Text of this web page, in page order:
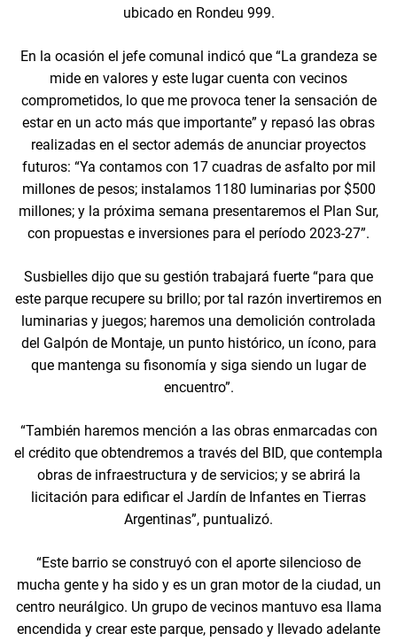
ubicado en Rondeu 999.
En la ocasión el jefe comunal indicó que “La grandeza se
mide en valores y este lugar cuenta con vecinos
comprometidos, lo que me provoca tener la sensación de
estar en un acto más que importante” y repasó las obras
realizadas en el sector además de anunciar proyectos
futuros: “Ya contamos con 17 cuadras de asfalto por mil
millones de pesos; instalamos 1180 luminarias por $500
millones; y la próxima semana presentaremos el Plan Sur,
con propuestas e inversiones para el período 2023-27”.
Susbielles dijo que su gestión trabajará fuerte “para que
este parque recupere su brillo; por tal razón invertiremos en
luminarias y juegos; haremos una demolición controlada
del Galpón de Montaje, un punto histórico, un ícono, para
que mantenga su fisonomía y siga siendo un lugar de
encuentro”.
“También haremos mención a las obras enmarcadas con
el crédito que obtendremos a través del BID, que contempla
obras de infraestructura y de servicios; y se abrirá la
licitación para edificar el Jardín de Infantes en Tierras
Argentinas”, puntualizó.
“Este barrio se construyó con el aporte silencioso de
mucha gente y ha sido y es un gran motor de la ciudad, un
centro neurálgico. Un grupo de vecinos mantuvo esa llama
encendida y crear este parque, pensado y llevado adelante